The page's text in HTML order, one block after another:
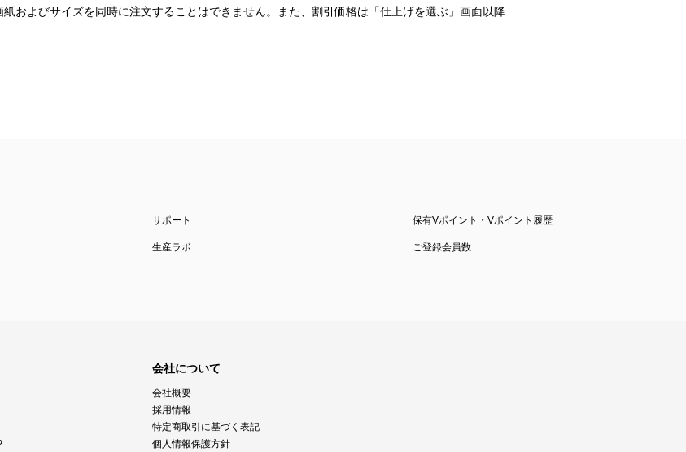
およびサイズを同時に注文することはできません。また、割引価格は「仕上げを選ぶ」画面以降
サポート 保有Vポイント・Vポイント履歴
生産ラボ ご登録会員数
会社について
会社概要
採用情報
特定商取引に基づく表記
個人情報保護方針